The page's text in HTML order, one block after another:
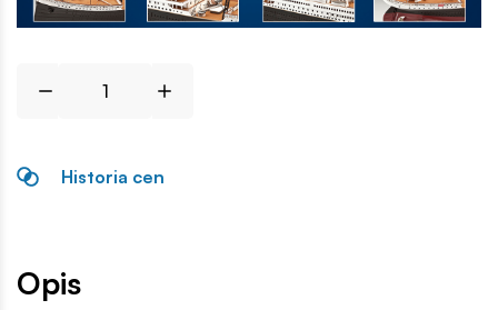
Historia cen
Opis